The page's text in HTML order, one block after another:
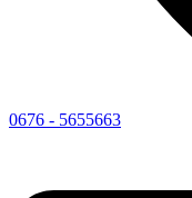
0676 - 5655663